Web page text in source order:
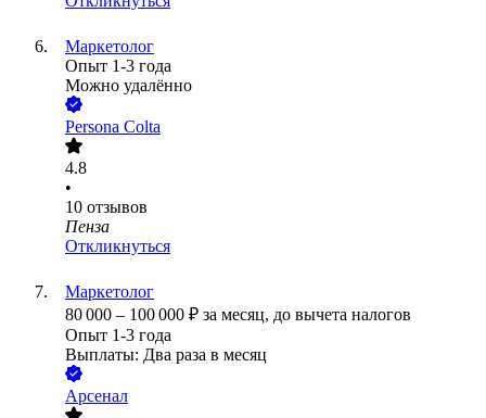
Маркетолог
Опыт 1-3 года
Можно удалённо
Persona Colta
4.8
•
10 отзывов
Пенза
Откликнуться
Маркетолог
80 000 – 100 000 ₽ за месяц, до вычета налогов
Опыт 1-3 года
Выплаты: Два раза в месяц
Арсенал